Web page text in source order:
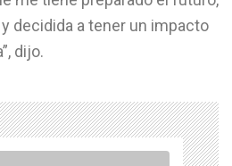
decidida a tener un impacto
dijo.